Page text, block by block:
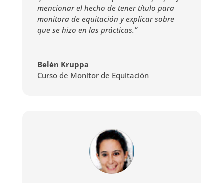
mencionar el hecho de tener título para
monitora de equitación y explicar sobre
que se hizo en las prácticas.”
Belén Kruppa
Curso de Monitor de Equitación